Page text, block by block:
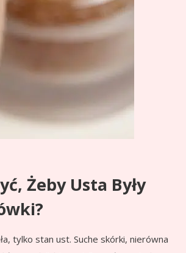
Żeby Usta Były
tylko stan ust. Suche skórki, nierówna